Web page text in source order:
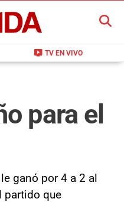
live_tv TV EN VIVO
BUSCAR
para el
ganó por 4 a 2 al
partido que